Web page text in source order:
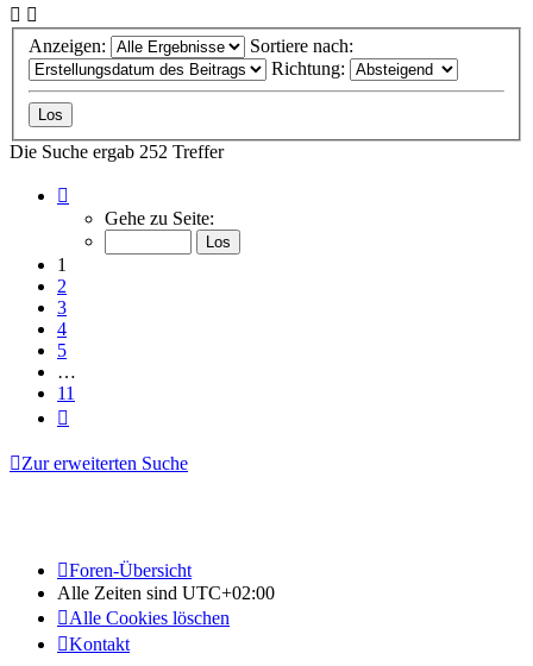
Anzeigen:
Sortiere nach:
Richtung:
Die Suche ergab 252 Treffer
von
Gehe zu Seite:
1
2
3
4
5
…
11
Zur erweiterten Suche
Foren-Übersicht
Alle Zeiten sind UTC+02:00
Alle Cookies löschen
Kontakt